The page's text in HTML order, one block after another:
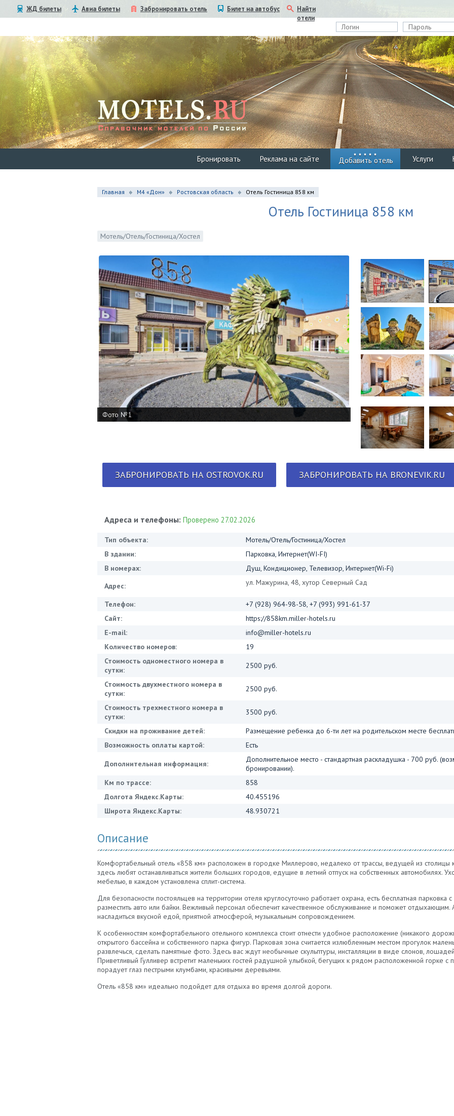
ЖД билеты Авиа билеты Забронировать отель Билет на автобус
Найти
отели
Бронировать Реклама на сайте Добавить отель Услуги
Главная М4 «Дон» Ростовская область Отель Гостиница 858 км
Отель Гостиница 858 км
Мотель/Отель/Гостиница/Хостел
Фото №1
ЗАБРОНИРОВАТЬ НА OSTROVOK.RU ЗАБРОНИРОВАТЬ НА BRONEVIK.RU
Адреса и телефоны: Проверено 27.02.2026
Тип объекта:
Мотель/Отель/Гостиница/Хостел
В здании:
Парковка, Интернет(WI-FI)
В номерах:
Душ, Кондиционер, Телевизор, Интернет(Wi-Fi)
Адрес:
ул. Мажурина, 48, хутор Северный Сад
Телефон:
+7 (928) 964-98-58, +7 (993) 991-61-37
Сайт:
https://858km.miller-hotels.ru
E-mail:
info@miller-hotels.ru
Количество номеров:
19
Стоимость одноместного номера в
сутки:
2500 руб.
Стоимость двухместного номера в
сутки:
2500 руб.
Стоимость трехместного номера в
сутки:
3500 руб.
Скидки на проживание детей:
Размещение ребенка до 6-ти лет на родительском месте
Возможность оплаты картой:
Есть
Дополнительная информация:
Дополнительное место - стандартная раскладушка - 700 руб.
бронировании).
Км по трассе:
858
Долгота Яндекс.Карты:
40.455196
Широта Яндекс.Карты:
48.930721
Описание
Комфортабельный отель «858 км» расположен в городке Миллерово, недалеко от трассы, ведущей из
здесь любят останавливаться жители больших городов, едущие в летний отпуск на собственных автомобилях.
мебелью, в каждом установлена сплит-система.
Для безопасности постояльцев на территории отеля круглосуточно работает охрана, есть бесплатная
разместить авто или байки. Вежливый персонал обеспечит качественное обслуживание и поможет
насладиться вкусной едой, приятной атмосферой, музыкальным сопровождением.
К особенностям комфортабельного отельного комплекса стоит отнести удобное расположение (никакого
открытого бассейна и собственного парка фигур. Парковая зона считается излюбленным местом прогулок
развлечься, сделать памятные фото. Здесь вас ждут необычные скульптуры, инсталляции в виде слонов,
Приветливый Гулливер встретит маленьких гостей радушной улыбкой, бегущих к рядом расположенной горке
порадует глаз пестрыми клумбами, красивыми деревьями.
Отель «858 км» идеально подойдет для отдыха во время долгой дороги.